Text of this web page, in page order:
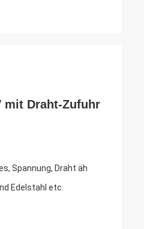
mit Draht-Zufuhr
Spannung, Draht äh
Edelstahl etc.